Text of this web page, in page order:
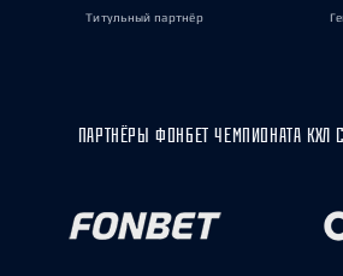
Титульный партнёр
ПАРТНЁРЫ ФОНБЕТ ЧЕМПИОНАТА КХЛ